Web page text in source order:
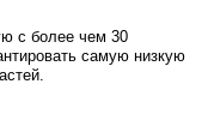
с более чем 30
самую низкую